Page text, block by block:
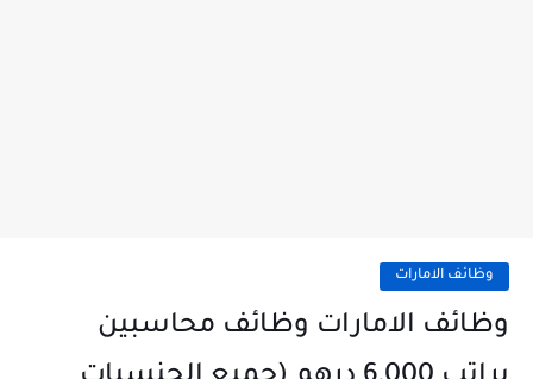
وظائف الامارات
وظائف الامارات وظائف محاسبين